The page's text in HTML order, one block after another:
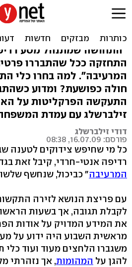
תסמונת
מסע הרדיפה
"התחושה שמתנהל מסע
התחזקה ככל שהתבררו
המרעיבה". למה בחרו כלי
חולה כפושעת? ומדוע
התעקשה הפרקליטות על
זילברשלג עם עמדת
דודי זילברשלג
פורסם: 16.07.09, 08:38
כל מי שחיפש צידוקים לטענה
רדיפה אנטי-חרדי, קיבל זאת
המרעיבה" כביכול, שנחשף
עם פריצת הנושא לזירה
לקבלת תגובה, אך בשעות
את המידע המדויק על אודות
מראשית השבוע היה ידוע על
משגברו הלחצים מעוד ועוד
להגן על המהומות, אך נזהרתי